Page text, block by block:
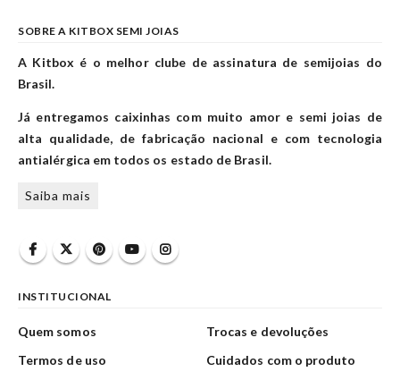
SOBRE A KITBOX SEMI JOIAS
A Kitbox é o melhor clube de assinatura de semijoias do
Brasil.
Já entregamos caixinhas com muito amor e semi joias de
alta qualidade, de fabricação nacional e com tecnologia
antialérgica em todos os estado de Brasil.
Saiba mais
INSTITUCIONAL
Quem somos
Termos de uso
Trocas e devoluções
Cuidados com o produto